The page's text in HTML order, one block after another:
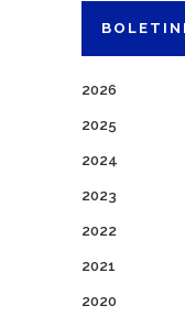
2026
2025
2024
2023
2022
2021
2020